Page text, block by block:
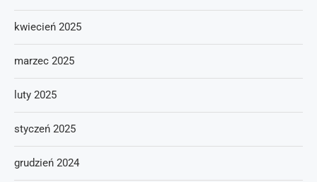
kwiecień 2025
marzec 2025
luty 2025
styczeń 2025
grudzień 2024